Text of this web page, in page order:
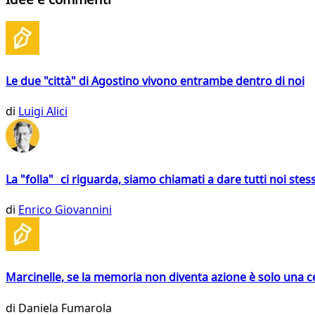
Le due "città" di Agostino vivono entrambe dentro di noi
di Luigi Alici
La "folla" ci riguarda, siamo chiamati a dare tutti noi
di Enrico Giovannini
Marcinelle, se la memoria non diventa azione è solo una
di Daniela Fumarola